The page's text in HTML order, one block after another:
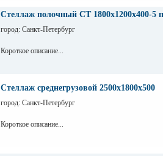
Стеллаж полочный СТ 1800х1200х400-5
город: Санкт-Петербург
Короткое описание...
Стеллаж среднегрузовой 2500х1800х500
город: Санкт-Петербург
Короткое описание...